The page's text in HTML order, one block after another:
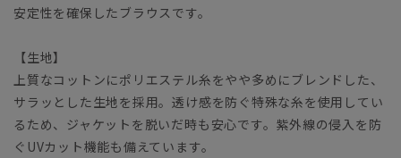
安定性を確保したブラウスです。
【生地】
上質なコットンにポリエステル糸をやや多めにブレンドした、
サラッとした生地を採用。透け感を防ぐ特殊な糸を使用してい
るため、ジャケットを脱いだ時も安心です。紫外線の侵入を防
ぐUVカット機能も備えています。